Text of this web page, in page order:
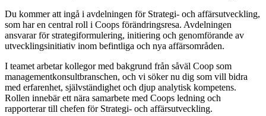
Du kommer att ingå i avdelningen för Strategi- och affärsutveckling,
som har en central roll i Coops förändringsresa. Avdelningen
ansvarar för strategiformulering, initiering och genomförande av
utvecklingsinitiativ inom befintliga och nya affärsområden.
I teamet arbetar kollegor med bakgrund från såväl Coop som
managementkonsultbranschen, och vi söker nu dig som vill bidra
med erfarenhet, självständighet och djup analytisk kompetens.
Rollen innebär ett nära samarbete med Coops ledning och
rapporterar till chefen för Strategi- och affärsutveckling.